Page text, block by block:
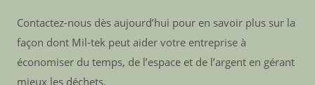
Contactez-nous dès aujourd’hui pour en savoir plus sur la
façon dont Mil-tek peut aider votre entreprise à
économiser du temps, de l’espace et de l’argent en gérant
mieux les déchets.